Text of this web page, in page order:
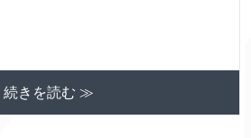
続きを読む ≫